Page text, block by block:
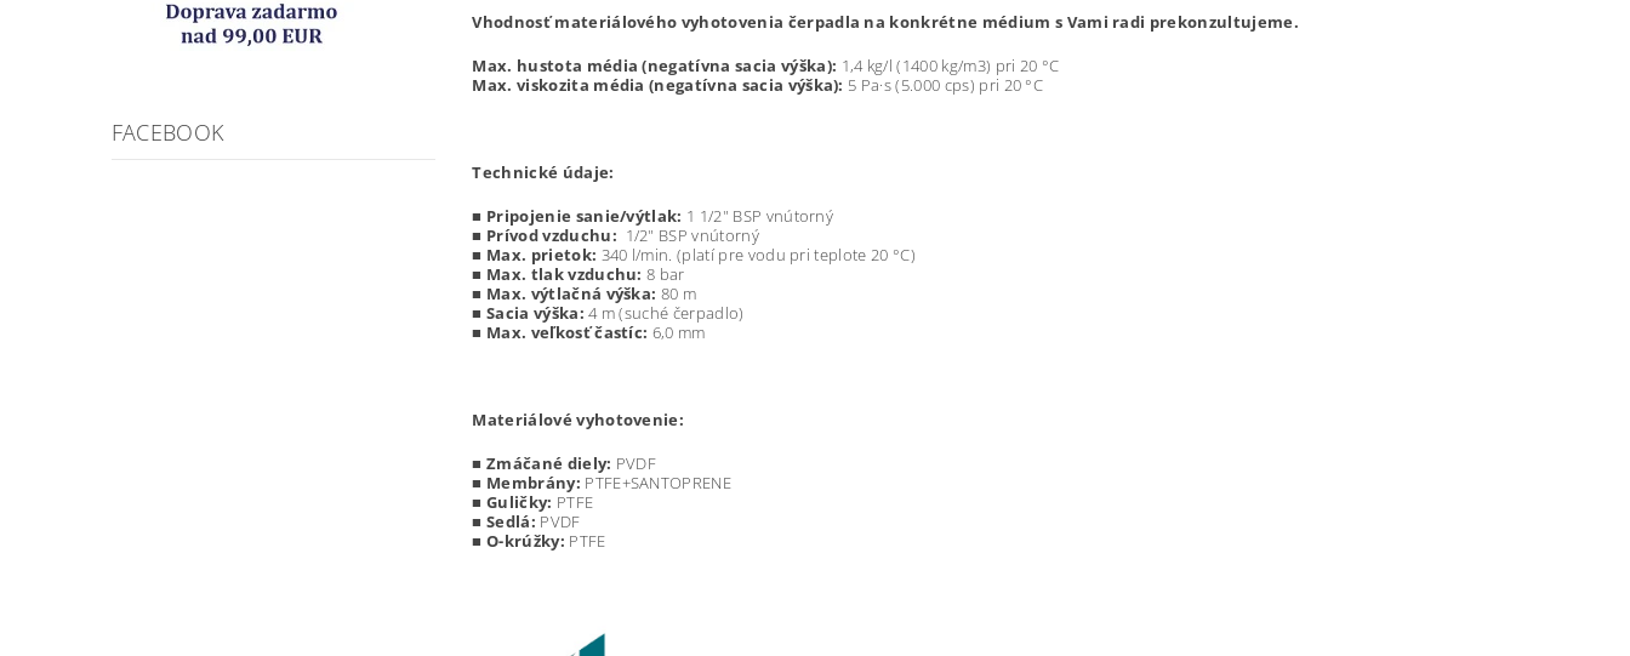
FACEBOOK
Vhodnosť materiálového vyhotovenia čerpadla na konkrétne médium s Vami radi prekonzultujeme.
Max. hustota média (negatívna sacia výška): 1,4 kg/l (1400 kg/m3) pri 20 °C
Max. viskozita média (negatívna sacia výška): 5 Pa·s (5.000 cps) pri 20 °C
Technické údaje:
■ Pripojenie sanie/výtlak: 1 1/2" BSP vnútorný
■ Prívod vzduchu: 1/2" BSP vnútorný
■ Max. prietok: 340 l/min. (platí pre vodu pri teplote 20 °C)
■ Max. tlak vzduchu: 8 bar
■ Max. výtlačná výška: 80 m
■ Sacia výška:4 m (suché čerpadlo)
■ Max. veľkosť častíc: 6,0 mm
Materiálové vyhotovenie:
■Zmáčané diely: PVDF
■ Membrány: PTFE+SANTOPRENE
■Guličky: PTFE
■Sedlá: PVDF
■O-krúžky: PTFE